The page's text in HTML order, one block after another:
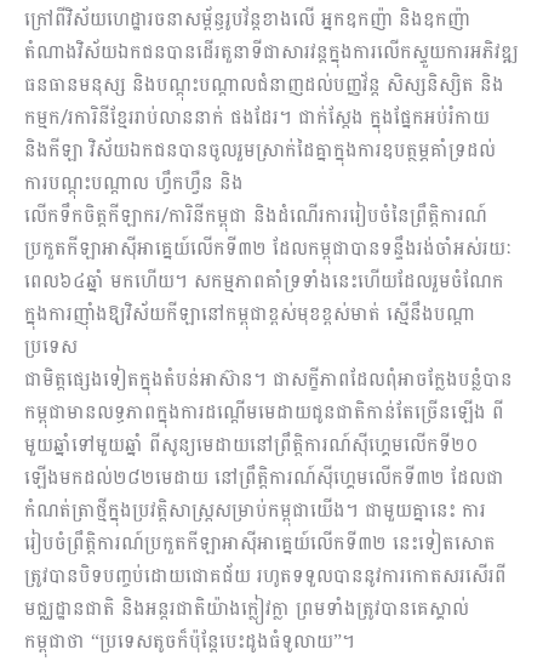
ក្រៅពីវិស័យហេដ្ឋារចនាសម្ព័ន្ធរូបវ័ន្តខាងលើ អ្នកឧកញ៉ា និងឧកញ៉ា
តំណាងវិស័យឯកជនបានដើរតួនាទីជាសារវន្តក្នុងការលើកស្ទួយការអភិវឌ្ឍ
ធនធានមនុស្ស និងបណ្តុះបណ្តាលជំនាញដល់បញ្ញវ័ន្ត សិស្សនិស្សិត និង
កម្មក/រការិនីខ្មែររាប់លាននាក់ ផងដែរ។ ជាក់ស្តែង ក្នុងផ្នែកអប់រំកាយ
និងកីឡា វិស័យឯកជនបានចូលរួមស្រាក់ដៃគ្នាក្នុងការឧបត្ថម្ភគាំទ្រដល់
ការបណ្តុះបណ្តាល ហ្វឹកហ្វឺន និង
លើកទឹកចិត្តកីឡាករ/ការិនីកម្ពុជា និងដំណើរការរៀបចំនៃព្រឹត្តិការណ៍
ប្រកួតកីឡាអាស៊ីអាគ្នេយ៍លើកទី៣២ ដែលកម្ពុជាបានទន្ទឹងរង់ចាំអស់រយៈ
ពេល៦៤ឆ្នាំ មកហើយ។ សកម្មភាពគាំទ្រទាំងនេះហើយដែលរួមចំណែក
ក្នុងការញ៉ាំងឱ្យវិស័យកីឡានៅកម្ពុជាខ្ពស់មុខខ្ពស់មាត់ ស្មើនឹងបណ្តា​​
ប្រទេស
ជាមិត្តផ្សេងទៀតក្នុងតំបន់អាស៊ាន។ ជាសក្ខីភាពដែលពុំអាចក្លែងបន្លំបាន
កម្ពុជាមានលទ្ធភាពក្នុងការដណ្តើមមេដាយជូនជាតិកាន់តែច្រើនឡើង ពី
មួយឆ្នាំទៅមួយឆ្នាំ ពីសូន្យមេដាយនៅព្រឹត្តិការណ៍ស៊ីហ្គេម​លើកទី២០
ឡើងមកដល់២៨២មេដាយ នៅព្រឹត្តិការណ៍ស៊ីហ្គេមលើកទី៣២ ដែលជា
កំណត់ត្រាថ្មីក្នុងប្រវត្តិសាស្ត្រសម្រាប់កម្ពុជាយើង។ ជាមួយគ្នានេះ ការ
រៀបចំព្រឹត្តិការណ៍ប្រកួតកីឡាអាស៊ីអាគ្នេយ៍លើកទី៣២ នេះទៀតសោត
ត្រូវបានបិទបញ្ចប់ដោយជោគជ័យ រហូតទទួលបាននូវការកោតសរសើរពី
មជ្ឈដ្ឋានជាតិ និងអន្តរជាតិយ៉ាងក្លៀវក្លា ព្រមទាំងត្រូវបានគេស្គាល់
កម្ពុជាថា “ប្រទេសតូចក៏ប៉ុន្តែបេះដូងធំទូលាយ”។